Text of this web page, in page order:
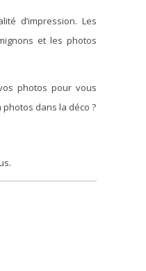
d’impression. Les
et les photos
photos pour vous
dans la déco ?